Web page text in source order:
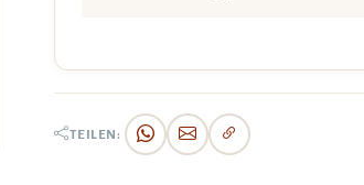
TEILEN: